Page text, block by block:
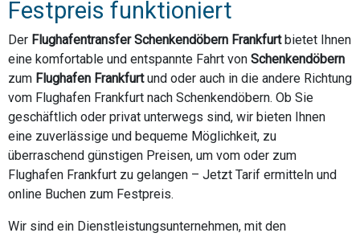
Festpreis funktioniert
Der Flughafentransfer Schenkendöbern Frankfurtbietet Ihnen
eine komfortable und entspannte Fahrt von Schenkendöbern
zum Flughafen Frankfurtund oder auch in die andere Richtung
vom Flughafen Frankfurt nach Schenkendöbern. Ob Sie
geschäftlich oder privat unterwegs sind, wir bieten Ihnen
eine zuverlässige und bequeme Möglichkeit, zu
überraschend günstigen Preisen, um vom oder zum
Flughafen Frankfurt zu gelangen – Jetzt Tarif ermitteln und
online Buchen zum Festpreis.
Wir sind ein Dienstleistungsunternehmen, mit den